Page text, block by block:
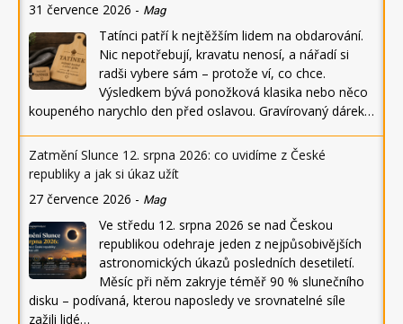
31 července 2026 - Mag
Tatínci patří k nejtěžším lidem na obdarování.
Nic nepotřebují, kravatu nenosí, a nářadí si
radši vybere sám – protože ví, co chce.
Výsledkem bývá ponožková klasika nebo něco
koupeného narychlo den před oslavou. Gravírovaný dárek…
Zatmění Slunce 12. srpna 2026: co uvidíme z České
republiky a jak si úkaz užít
27 července 2026 - Mag
Ve středu 12. srpna 2026 se nad Českou
republikou odehraje jeden z nejpůsobivějších
astronomických úkazů posledních desetiletí.
Měsíc při něm zakryje téměř 90 % slunečního
disku – podívaná, kterou naposledy ve srovnatelné síle
zažili lidé…